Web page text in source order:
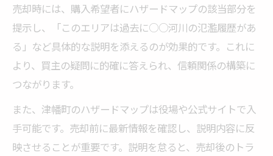
売却時には、購入希望者にハザードマップの該当部分を
提示し、「このエリアは過去に○○河川の氾濫履歴があ
る」など具体的な説明を添えるのが効果的です。これに
より、買主の疑問に的確に答えられ、信頼関係の構築に
つながります。
また、津幡町のハザードマップは役場や公式サイトで入
手可能です。売却前に最新情報を確認し、説明内容に反
映させることが重要です。説明を怠ると、売却後のトラ